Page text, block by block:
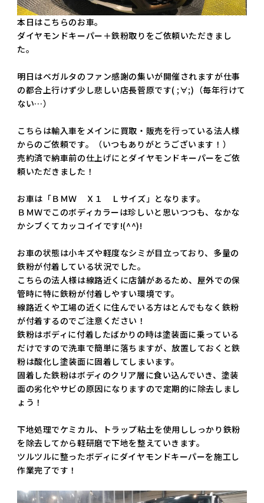
本日はこちらのお車。
ダイヤモンドキーパー＋鉄粉取りをご依頼いただきまし
た。
明日はベガルタのファン感謝の集いが開催されますが仕事
の都合上行けず少し悲しい店長菅原です( ;∀;)（毎年行けて
ない…）
こちらは輸入車をメインに買取・販売を行っている法人様
からのご依頼です。（いつもありがとうございます！）
売約済で納車前の仕上げにとダイヤモンドキーパーをご依
頼いただきました！
お車は「ＢＭＷ Ｘ１ Ｌサイズ」となります。
ＢＭＷでこのボディカラーは珍しいと思いつつも、なかな
かシブくてカッコイイです!(^^)!
お車の状態は小キズや軽度なシミが目立っており、多量の
鉄粉が付着している状況でした。
こちらの法人様は線路近くに店舗があるため、屋外での保
管時に特に鉄粉が付着しやすい環境です。
線路近くや工場の近くに住んでいる方はとんでもなく鉄粉
が付着するのでご注意ください！
鉄粉はボディに付着したばかりの時は塗装面に乗っている
だけですので洗車で簡単に落ちますが、放置しておくと鉄
粉は酸化し塗装面に固着してしまいます。
固着した鉄粉はボディのクリア層に食い込んでいき、塗装
面の劣化やサビの原因になりますので定期的に除去しまし
ょう！
下地処理でケミカル、トラップ粘土を使用ししっかり鉄粉
を除去してから軽研磨で下地を整えていきます。
ツルツルに整ったボディにダイヤモンドキーパーを施工し
作業完了です！